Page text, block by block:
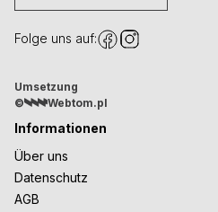
Folge uns auf:
Umsetzung
©
Webtom.pl
Informationen
Über uns
Datenschutz
AGB